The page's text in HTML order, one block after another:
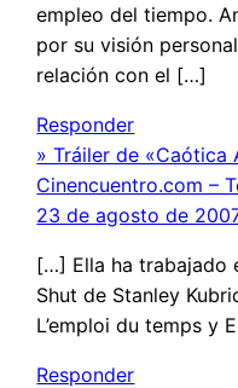
empleo del tiempo.
por su visión
relación con el […]
Responder
» Tráiler de «Caótica
Cinencuentro.com –
23 de agosto de
[…] Ella ha trabajado
Shut de Stanley
L’emploi du temps y
Responder